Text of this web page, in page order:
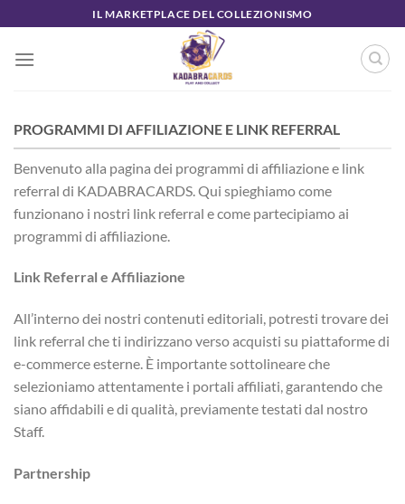
ai
contenuti
IL MARKETPLACE DEL COLLEZIONISMO
PROGRAMMI DI AFFILIAZIONE E LINK REFERRAL
Benvenuto alla pagina dei programmi di affiliazione e link
referral di KADABRACARDS. Qui spieghiamo come
funzionano i nostri link referral e come partecipiamo ai
programmi di affiliazione.
Link Referral e Affiliazione
All’interno dei nostri contenuti editoriali, potresti trovare dei
link referral che ti indirizzano verso acquisti su piattaforme di
e-commerce esterne. È importante sottolineare che
selezioniamo attentamente i portali affiliati, garantendo che
siano affidabili e di qualità, previamente testati dal nostro
Staff.
Partnership